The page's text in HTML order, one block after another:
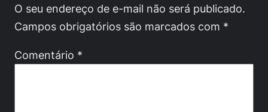
O seu endereço de e-mail não será publicado.
Campos obrigatórios são marcados com *
Comentário *